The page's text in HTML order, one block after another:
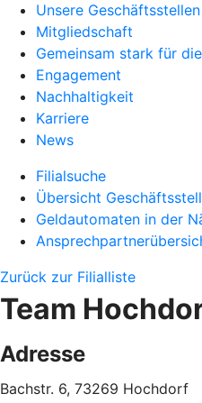
Unsere Geschäftsstellen
Mitgliedschaft
Gemeinsam stark für
Engagement
Nachhaltigkeit
Karriere
News
Filialsuche
Übersicht
Geldautomaten in der
Zurück zur Filialliste
Team
Adresse
Bachstr. 6, 73269 Hochdorf